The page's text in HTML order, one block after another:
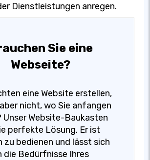
Dienstleistungen anregen.
Sie eine
Webseite?
eine Website erstellen,
nicht, wo Sie anfangen
Unser Website-Baukasten
perfekte Lösung. Er ist
zu bedienen und lässt sich
die Bedürfnisse Ihres